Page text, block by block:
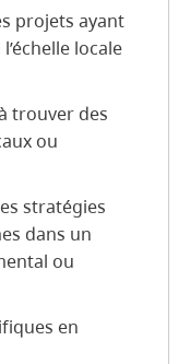
projets ayant
locale
trouver des
ou
stratégies
dans un
ou
en